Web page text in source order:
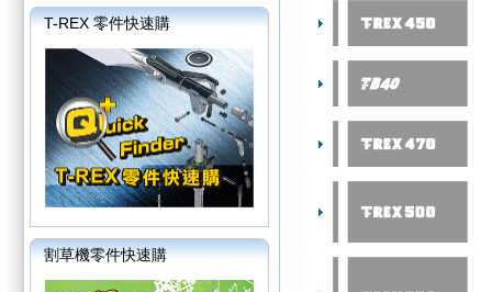
T-REX 零件快速購
割草機零件快速購